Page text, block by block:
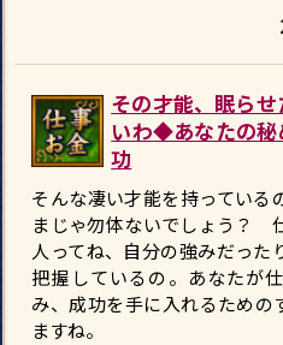
その才能、眠ら
いわ◆あなたの
功
そんな凄い才能を持っている
まじゃ勿体ないでしょう？
人ってね、自分の強みだった
把握しているの。あなたが
み、成功を手に入れるための
ますね。